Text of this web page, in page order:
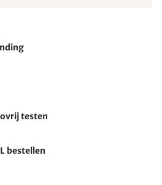
testen
bestellen